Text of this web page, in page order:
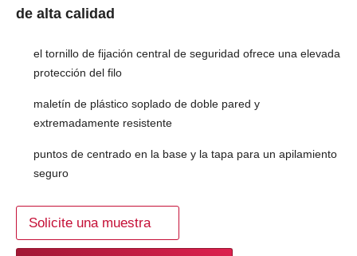
de alta calidad
el tornillo de fijación central de seguridad ofrece una elevada
protección del filo
maletín de plástico soplado de doble pared y
extremadamente resistente
puntos de centrado en la base y la tapa para un apilamiento
seguro
Solicite una muestra